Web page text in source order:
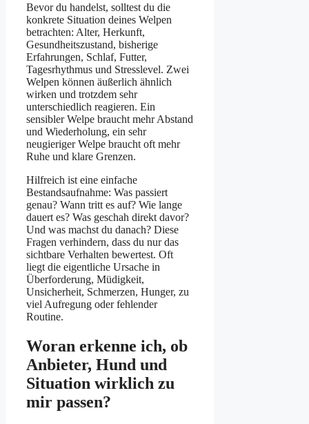
Bevor du handelst, solltest du die
konkrete Situation deines Welpen
betrachten: Alter, Herkunft,
Gesundheitszustand, bisherige
Erfahrungen, Schlaf, Futter,
Tagesrhythmus und Stresslevel. Zwei
Welpen können äußerlich ähnlich
wirken und trotzdem sehr
unterschiedlich reagieren. Ein
sensibler Welpe braucht mehr Abstand
und Wiederholung, ein sehr
neugieriger Welpe braucht oft mehr
Ruhe und klare Grenzen.
Hilfreich ist eine einfache
Bestandsaufnahme: Was passiert
genau? Wann tritt es auf? Wie lange
dauert es? Was geschah direkt davor?
Und was machst du danach? Diese
Fragen verhindern, dass du nur das
sichtbare Verhalten bewertest. Oft
liegt die eigentliche Ursache in
Überforderung, Müdigkeit,
Unsicherheit, Schmerzen, Hunger, zu
viel Aufregung oder fehlender
Routine.
Woran erkenne ich, ob
Anbieter, Hund und
Situation wirklich zu
mir passen?